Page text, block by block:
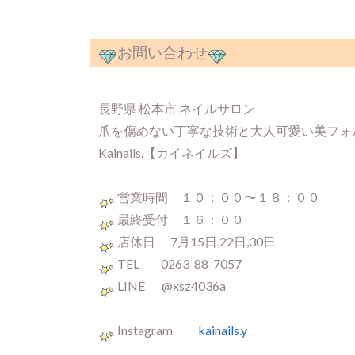
お問い合わせ
長野県 松本市 ネイルサロン
爪を傷めない丁寧な技術と大人可愛い美フ
Kainails.【カイネイルズ】
営業時間 １０：００〜１８：００
最終受付 １６：００
店休日 7月15日,22日,30日
TEL 0263-88-7057
LINE @xsz4036a
Instagram kainails.y